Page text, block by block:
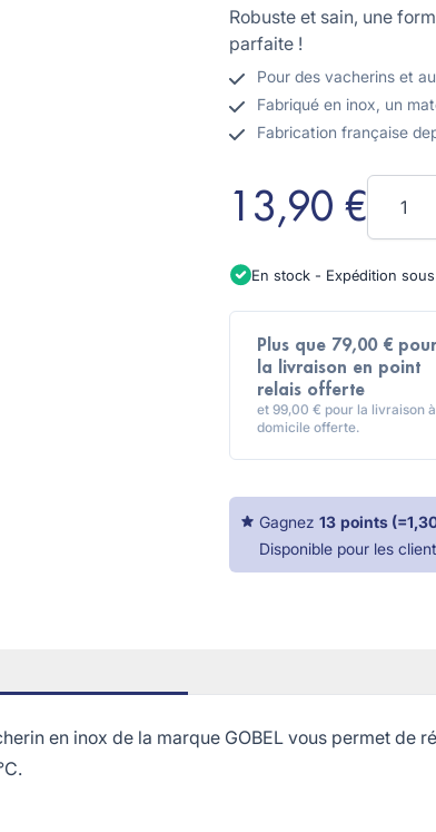
Robuste et sain, une
parfaite !
Pour des vacherins et
Fabriqué en inox, un
Fabrication française
13,90 €Quantité
En stock - Expédition
Plus que 79,00 € pour
la livraison en point
relais offerte
et 99,00 € pour la livraison à
domicile offerte.
Gagnez 13 points (=
Disponible pour les
en inox de la marque GOBEL vous permet